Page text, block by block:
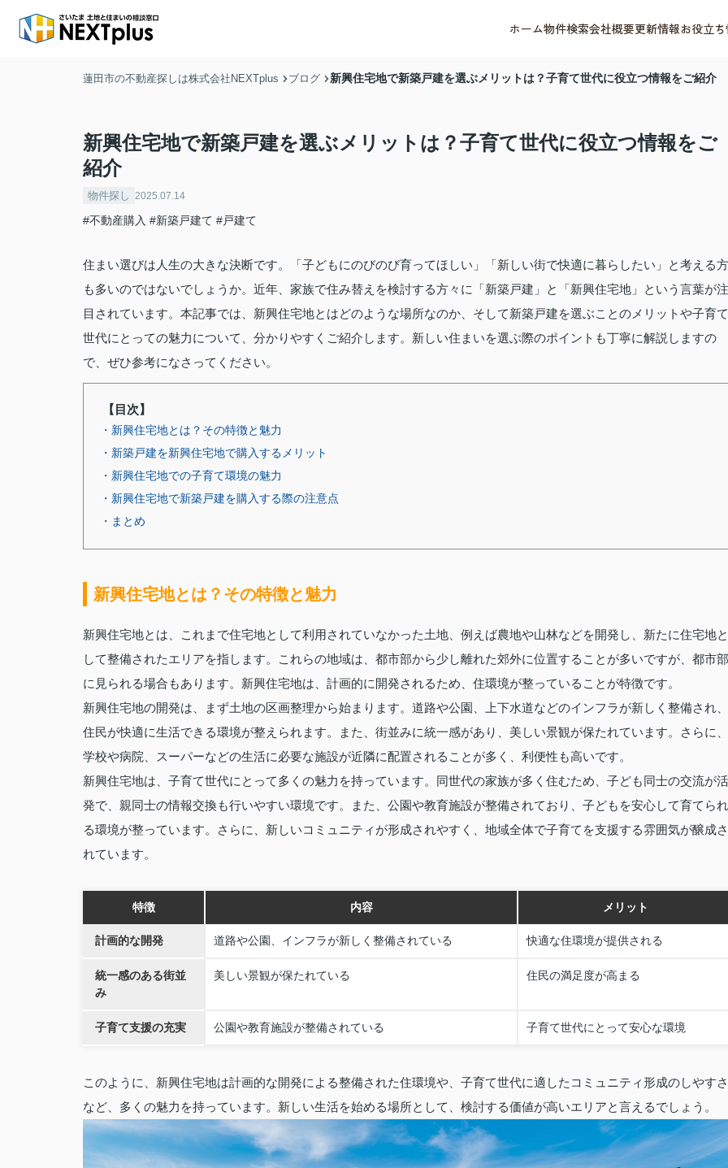
ホーム物件検索会社概要更新情報お役立
蓮田市の不動産探しは株式会社NEXTplus ブログ 新興住宅地で新築戸建を選ぶメリットは？子育て世代に役立つ情報をご紹介
新興住宅地で新築戸建を選ぶメリットは？子育て世代に役立つ情報をご
紹介
物件探し 2025.07.14
#不動産購入 #新築戸建て #戸建て
住まい選びは人生の大きな決断です。「子どもにのびのび育ってほしい」「新しい街で快適に暮らしたい」と考える方
も多いのではないでしょうか。近年、家族で住み替えを検討する方々に「新築戸建」と「新興住宅地」という言葉が注
目されています。本記事では、新興住宅地とはどのような場所なのか、そして新築戸建を選ぶことのメリットや子育て
世代にとっての魅力について、分かりやすくご紹介します。新しい住まいを選ぶ際のポイントも丁寧に解説しますの
で、ぜひ参考になさってください。
【目次】
・新興住宅地とは？その特徴と魅力
・新築戸建を新興住宅地で購入するメリット
・新興住宅地での子育て環境の魅力
・新興住宅地で新築戸建を購入する際の注意点
・まとめ
新興住宅地とは？その特徴と魅力
新興住宅地とは、これまで住宅地として利用されていなかった土地、例えば農地や山林などを開発し、新たに住宅地と
して整備されたエリアを指します。これらの地域は、都市部から少し離れた郊外に位置することが多いですが、都市部
に見られる場合もあります。新興住宅地は、計画的に開発されるため、住環境が整っていることが特徴です。
新興住宅地の開発は、まず土地の区画整理から始まります。道路や公園、上下水道などのインフラが新しく整備され、
住民が快適に生活できる環境が整えられます。また、街並みに統一感があり、美しい景観が保たれています。さらに、
学校や病院、スーパーなどの生活に必要な施設が近隣に配置されることが多く、利便性も高いです。
新興住宅地は、子育て世代にとって多くの魅力を持っています。同世代の家族が多く住むため、子ども同士の交流が活
発で、親同士の情報交換も行いやすい環境です。また、公園や教育施設が整備されており、子どもを安心して育てられ
る環境が整っています。さらに、新しいコミュニティが形成されやすく、地域全体で子育てを支援する雰囲気が醸成さ
れています。
特徴 内容 メリット
計画的な開発 道路や公園、インフラが新しく整備されている 快適な住環境が提供される
統一感のある街並
み
美しい景観が保たれている 住民の満足度が高まる
子育て支援の充実 公園や教育施設が整備されている 子育て世代にとって安心な環境
このように、新興住宅地は計画的な開発による整備された住環境や、子育て世代に適したコミュニティ形成のしやすさ
など、多くの魅力を持っています。新しい生活を始める場所として、検討する価値が高いエリアと言えるでしょう。